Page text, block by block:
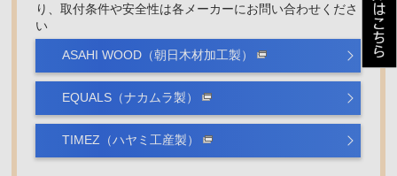
り、取付条件や安全性は各メーカーにお問い合わせくださ
い
ASAHI WOOD（朝日木材加工製）
EQUALS（ナカムラ製）
TIMEZ（ハヤミ工産製）